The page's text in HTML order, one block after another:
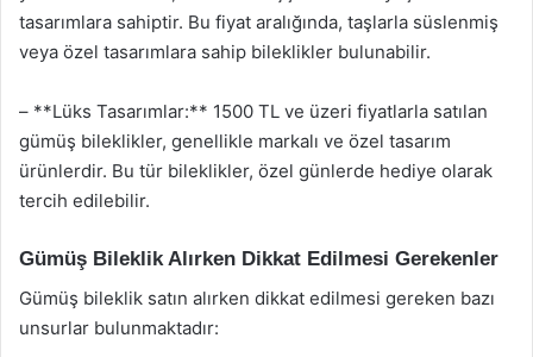
tasarımlara sahiptir. Bu fiyat aralığında, taşlarla süslenmiş
veya özel tasarımlara sahip bileklikler bulunabilir.
– **Lüks Tasarımlar:** 1500 TL ve üzeri fiyatlarla satılan
gümüş bileklikler, genellikle markalı ve özel tasarım
ürünlerdir. Bu tür bileklikler, özel günlerde hediye olarak
tercih edilebilir.
Gümüş Bileklik Alırken Dikkat Edilmesi Gerekenler
Gümüş bileklik satın alırken dikkat edilmesi gereken bazı
unsurlar bulunmaktadır: